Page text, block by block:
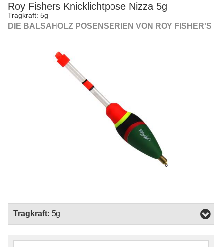
Roy Fishers Knicklichtpose Nizza 5g
Tragkraft: 5g
DIE BALSAHOLZ POSENSERIEN VON ROY FISHER'S
Tragkraft: 5g